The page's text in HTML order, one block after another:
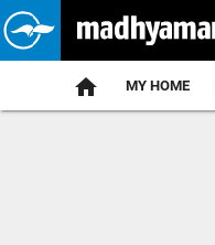
home MY HOME